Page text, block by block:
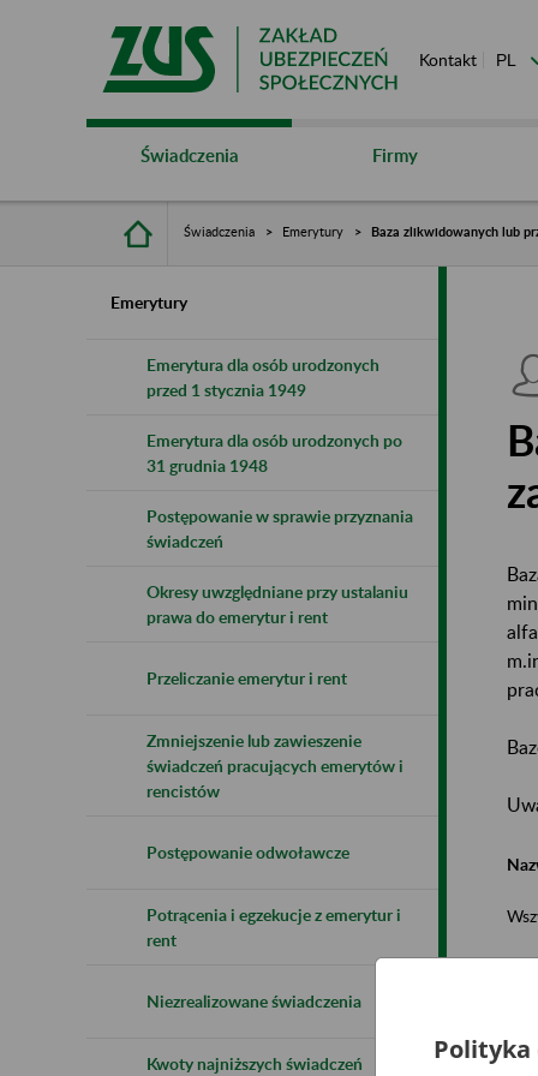
Kontakt
Świadczenia Firmy
Świadczenia Emerytury Baza zlikwidowanych lub
Emerytury
Emerytura dla osób urodzonych
przed 1 stycznia 1949
Emerytura dla osób urodzonych po
31 grudnia 1948
Postępowanie w sprawie przyznania
świadczeń
Okresy uwzględniane przy ustalaniu
prawa do emerytur i rent
Przeliczanie emerytur i rent
Zmniejszenie lub zawieszenie
świadczeń pracujących emerytów i
rencistów
Postępowanie odwoławcze
Potrącenia i egzekucje z emerytur i
rent
Niezrealizowane świadczenia
Kwoty najniższych świadczeń
Polityka